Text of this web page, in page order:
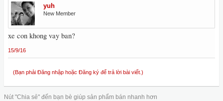
yuh
New Member
xe con khong vay ban?
15/9/16
(Bạn phải Đăng nhập hoặc Đăng ký để trả lời bài viết.)
Nút "Chia sẻ" đến bạn bè giúp sản phẩm bán nhanh hơn